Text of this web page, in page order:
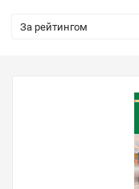
За рейтингом